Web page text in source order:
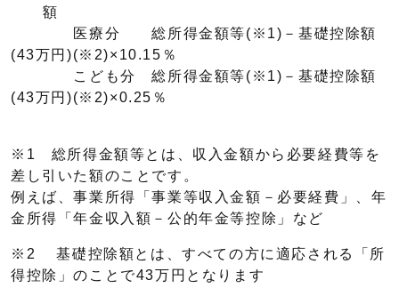
医療分 総所得金額等(※1)－基礎控除額
(43万円)(※2)×10.15％
こども分 総所得金額等(※1)－基礎控除額
(43万円)(※2)×0.25％
※1 総所得金額等とは、収入金額から必要経費等を
差し引いた額のことです。
例えば、事業所得「事業等収入金額－必要経費」、年
金所得「年金収入額－公的年金等控除」など
※2 基礎控除額とは、すべての方に適応される「所
得控除」のことで43万円となります